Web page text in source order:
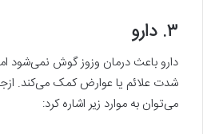
۳. دارو
دارو باعث درمان وزوز گوش نمی‌شود
شدت علائم یا عوارض کمک می‌کند.
می‌توان به موارد زیر اشاره کرد: